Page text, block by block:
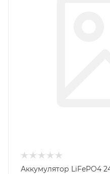
Аккумулятор LiFePO4